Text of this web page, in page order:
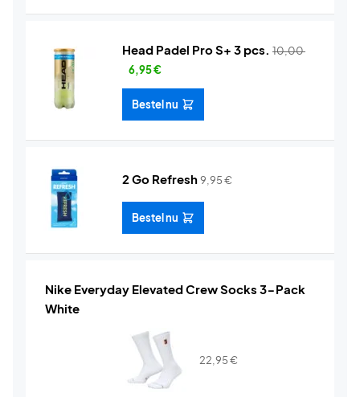
Head Padel Pro S+ 3 pcs. 10,00
6,95€
Bestel nu
2 Go Refresh9,95€
Bestel nu
Nike Everyday Elevated Crew Socks 3-Pack
White
22,95€